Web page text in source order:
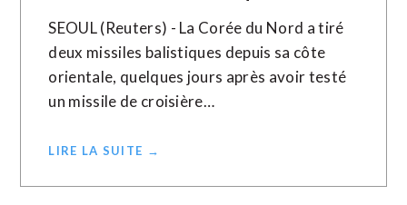
SEOUL (Reuters) - La Corée du Nord a tiré
deux missiles balistiques depuis sa côte
orientale, quelques jours après avoir testé
un missile de croisière…
LIRE LA SUITE →